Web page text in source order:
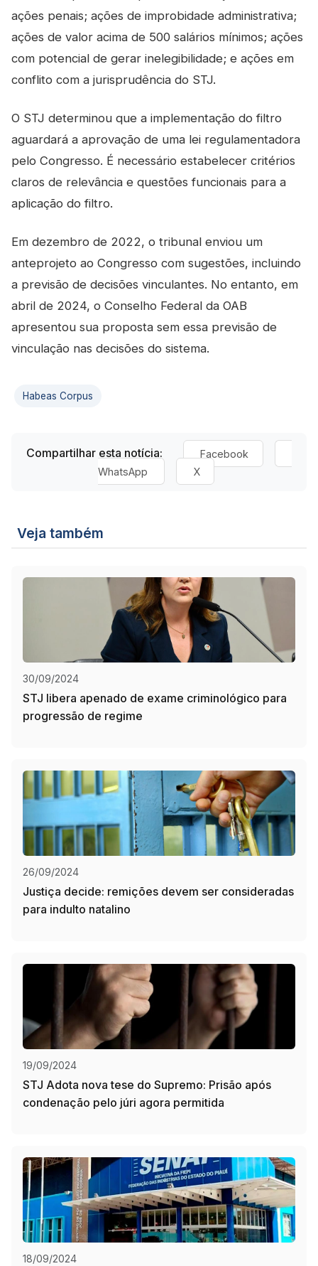
ações penais; ações de improbidade administrativa;
ações de valor acima de 500 salários mínimos; ações
com potencial de gerar inelegibilidade; e ações em
conflito com a jurisprudência do STJ.
O STJ determinou que a implementação do filtro
aguardará a aprovação de uma lei regulamentadora
pelo Congresso. É necessário estabelecer critérios
claros de relevância e questões funcionais para a
aplicação do filtro.
Em dezembro de 2022, o tribunal enviou um
anteprojeto ao Congresso com sugestões, incluindo
a previsão de decisões vinculantes. No entanto, em
abril de 2024, o Conselho Federal da OAB
apresentou sua proposta sem essa previsão de
vinculação nas decisões do sistema.
Habeas Corpus
Compartilhar esta notícia:
Facebook
WhatsApp
X
Veja também
30/09/2024
STJ libera apenado de exame criminológico para
progressão de regime
26/09/2024
Justiça decide: remições devem ser consideradas
para indulto natalino
19/09/2024
STJ Adota nova tese do Supremo: Prisão após
condenação pelo júri agora permitida
18/09/2024